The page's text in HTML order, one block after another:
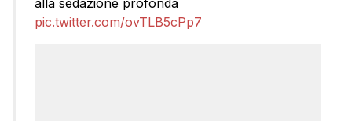
alla sedazione profonda
pic.twitter.com/ovTLB5cPp7